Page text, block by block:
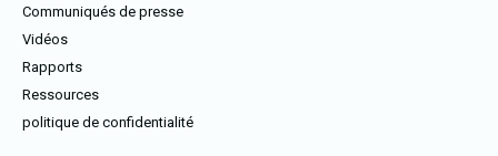
Communiqués de presse
Vidéos
Rapports
Ressources
politique de confidentialité